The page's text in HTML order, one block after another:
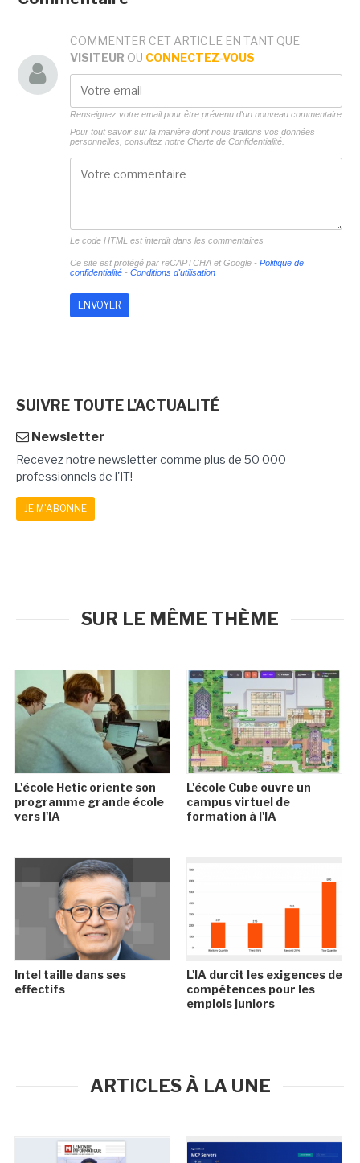
COMMENTER CET ARTICLE EN TANT QUE
VISITEUR OU CONNECTEZ-VOUS
Renseignez votre email pour être prévenu d'un nouveau commentaire
Pour tout savoir sur la manière dont nous traitons vos données
personnelles, consultez notre Charte de Confidentialité.
Le code HTML est interdit dans les commentaires
Ce site est protégé par reCAPTCHA et Google - Politique de
confidentialité- Conditions d'utilisation
SUIVRE TOUTE L'ACTUALITÉ
Newsletter
Recevez notre newsletter comme plus de 50 000
professionnels de l'IT!
JE M'ABONNE
SUR LE MÊME THÈME
L'école Hetic oriente son
programme grande école
vers l'IA
L'école Cube ouvre un
campus virtuel de
formation à l'IA
Intel taille dans ses
effectifs
L'IA durcit les exigences de
compétences pour les
emplois juniors
ARTICLES À LA UNE